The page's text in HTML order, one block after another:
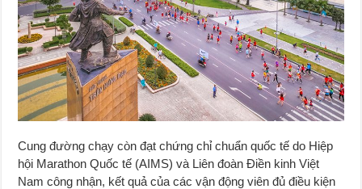
Cung đường chạy còn đạt chứng chỉ chuẩn quốc tế do Hiệp
hội Marathon Quốc tế (AIMS) và Liên đoàn Điền kinh Việt
Nam công nhận, kết quả của các vận động viên đủ điều kiện